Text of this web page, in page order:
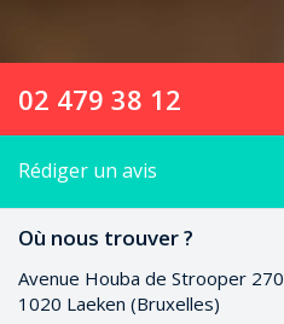
02 479 38 12
Rédiger un avis
Où nous trouver ?
Avenue Houba de Strooper 270
1020 Laeken (Bruxelles)